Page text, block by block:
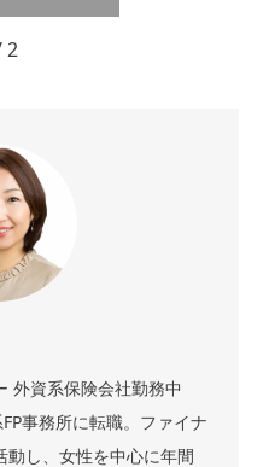
2
外資系保険会社勤務中
事務所に転職。ファイナ
動し、女性を中心に年間